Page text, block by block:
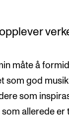
måte å
som god
som
allerede er